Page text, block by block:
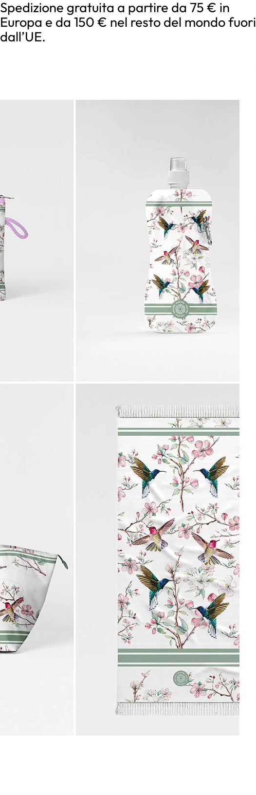
Spedizione gratuita a partire da 75 € in
Europa e da 150 € nel resto del mondo fuori
dall’UE.